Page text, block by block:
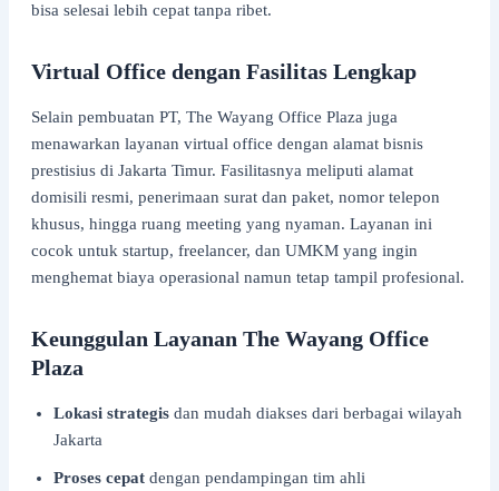
bisa selesai lebih cepat tanpa ribet.
Virtual Office dengan Fasilitas Lengkap
Selain pembuatan PT, The Wayang Office Plaza juga
menawarkan layanan virtual office dengan alamat bisnis
prestisius di Jakarta Timur. Fasilitasnya meliputi alamat
domisili resmi, penerimaan surat dan paket, nomor telepon
khusus, hingga ruang meeting yang nyaman. Layanan ini
cocok untuk startup, freelancer, dan UMKM yang ingin
menghemat biaya operasional namun tetap tampil profesional.
Keunggulan Layanan The Wayang Office
Plaza
Lokasi strategisdan mudah diakses dari berbagai wilayah
Jakarta
Proses cepatdengan pendampingan tim ahli